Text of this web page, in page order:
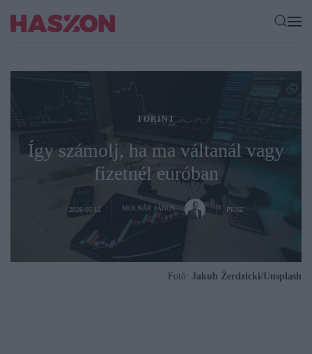
FORINT
Így számolj, ha ma váltanál vagy
fizetnél euróban
2026-05-12 MOLNÁR JÁNOS PÉNZ
Fotó: Jakub Żerdzicki/Unsplash